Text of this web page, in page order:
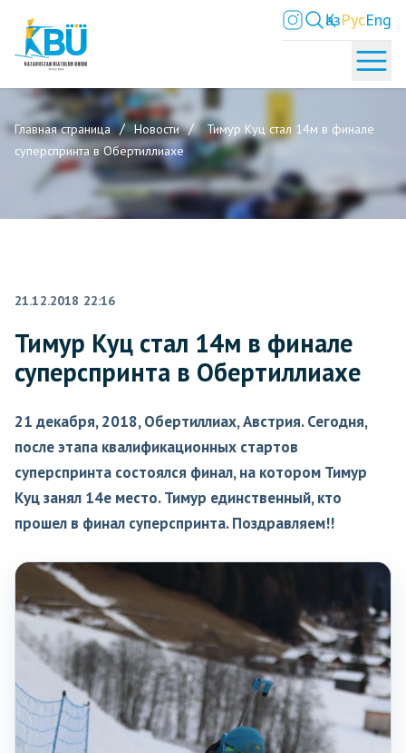
ҚазРусEng
Главная страница Новости
Тимур Куц стал 14м в финале
суперспринта в Обертиллиахе
21.12.2018 22:16
Тимур Куц стал 14м в финале
суперспринта в Обертиллиахе
21 декабря, 2018, Обертиллиах, Австрия. Сегодня,
после этапа квалификационных стартов
суперспринта состоялся финал, на котором Тимур
Куц занял 14е место. Тимур единственный, кто
прошел в финал суперспринта. Поздравляем!!